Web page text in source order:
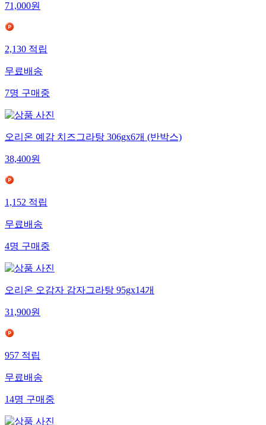
71,000원
2,130 적립
무료배송
7명 구매중
오리온 예감 치즈그라탕 306gx6개 (반박스)
38,400원
1,152 적립
무료배송
4명 구매중
오리온 오감자 감자그라탕 95gx14개
31,900원
957 적립
무료배송
14명 구매중